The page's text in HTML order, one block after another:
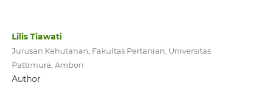
Lilis Tiawati
Jurusan Kehutanan, Fakultas Pertanian, Universitas
Pattimura, Ambon
Author